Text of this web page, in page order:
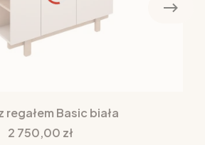
regałem Basic biała
Cena
2 750,00 zł